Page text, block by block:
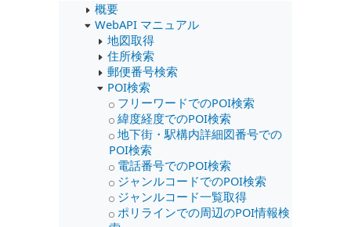
概要
WebAPI マニュアル
地図取得
住所検索
郵便番号検索
POI検索
フリーワードでのPOI検索
緯度経度でのPOI検索
地下街・駅構内詳細図番号での
POI検索
電話番号でのPOI検索
ジャンルコードでのPOI検索
ジャンルコード一覧取得
ポリラインでの周辺のPOI情報検